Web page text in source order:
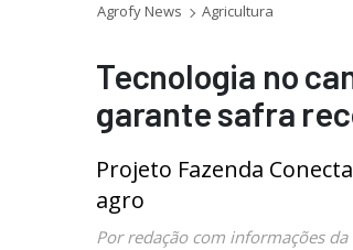
Agrofy News Agricultura
Tecnologia no
garante safra
Projeto Fazenda
agro
Por redação com informações